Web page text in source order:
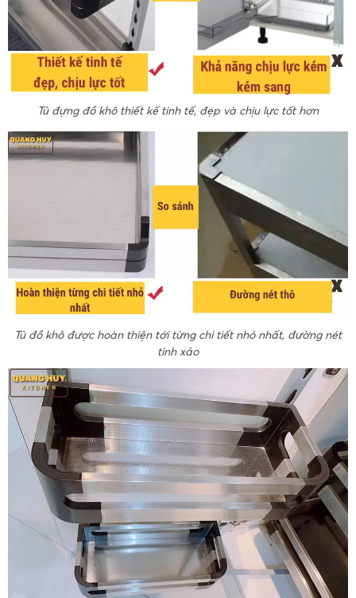
Tủ đựng đồ khô thiết kế tinh tế, đẹp và chịu lực tốt hơn
Tủ đồ khô được hoàn thiện tới từng chi tiết nhỏ nhất, đường nét
tinh xảo